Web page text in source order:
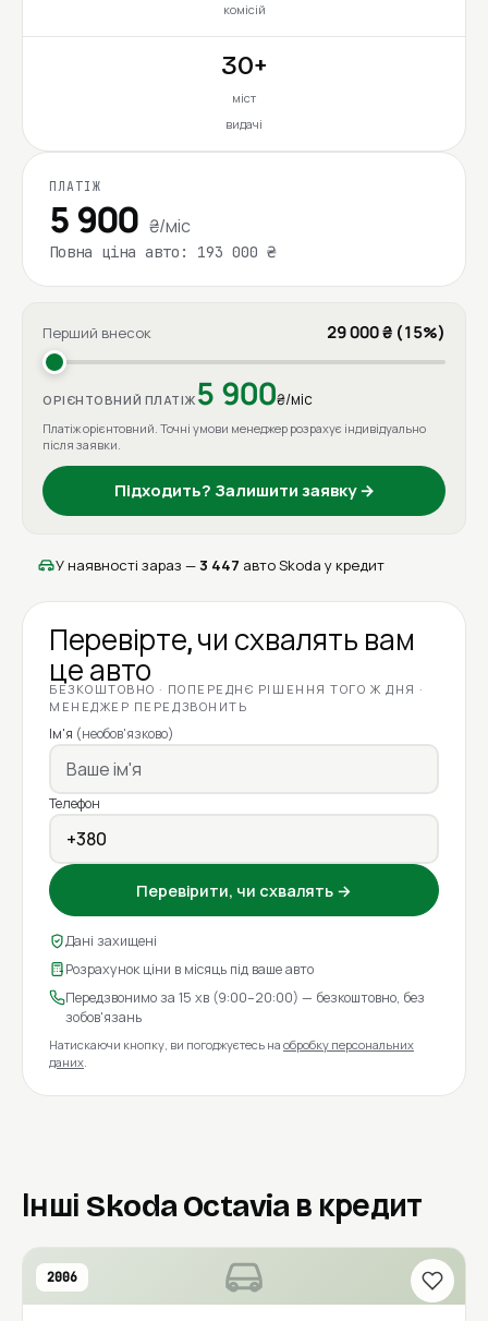
комісій
30+
міст
видачі
ПЛАТІЖ
5 900 ₴/міс
Повна ціна авто: 193 000 ₴
Перший внесок 29 000 ₴ (15%)
ОРІЄНТОВНИЙ ПЛАТІЖ 5 900₴/міс
Платіж орієнтовний. Точні умови менеджер розрахує індивідуально
після заявки.
Підходить? Залишити заявку →
У наявності зараз — 3 447 авто Skoda у кредит
Перевірте, чи схвалять вам
це авто
БЕЗКОШТОВНО · ПОПЕРЕДНЄ РІШЕННЯ ТОГО Ж ДНЯ ·
МЕНЕДЖЕР ПЕРЕДЗВОНИТЬ
Ім'я (необов'язково)
Телефон
Перевірити, чи схвалять →
Дані захищені
Розрахунок ціни в місяць під ваше авто
Передзвонимо за 15 хв (9:00–20:00) — безкоштовно, без
зобов'язань
Натискаючи кнопку, ви погоджуєтесь на обробку персональних
даних.
Інші Skoda Octavia в кредит
2006